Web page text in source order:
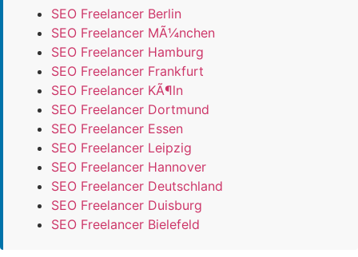
SEO Freelancer Berlin
SEO Freelancer MÃ¼nchen
SEO Freelancer Hamburg
SEO Freelancer Frankfurt
SEO Freelancer KÃ¶ln
SEO Freelancer Dortmund
SEO Freelancer Essen
SEO Freelancer Leipzig
SEO Freelancer Hannover
SEO Freelancer Deutschland
SEO Freelancer Duisburg
SEO Freelancer Bielefeld